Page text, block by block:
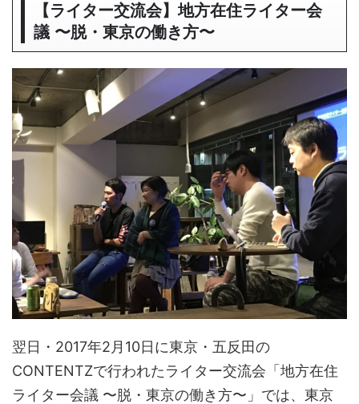
【ライター交流会】地方在住ライター会
議 〜脱・東京の働き方〜
翌日・2017年2月10日に東京・五反田の
CONTENTZで行われたライター交流会「地方在住
ライター会議 〜脱・東京の働き方〜」では、東京